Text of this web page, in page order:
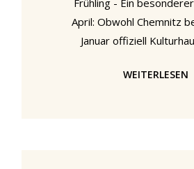
Frühling - Ein
April: Obwohl Chemnitz
Januar offiziell
Programm erst jetzt, mit
WEITERLESEN